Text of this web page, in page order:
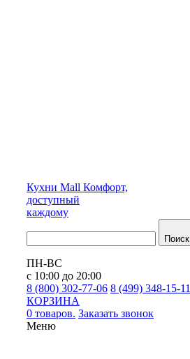
Кухни Mall Комфорт,
доступный
каждому
Поиск
ПН-ВС
с 10:00 до 20:00
8 (800) 302-77-06 8 (499) 348-15-11
КОРЗИНА
0 товаров. Заказать звонок
Меню